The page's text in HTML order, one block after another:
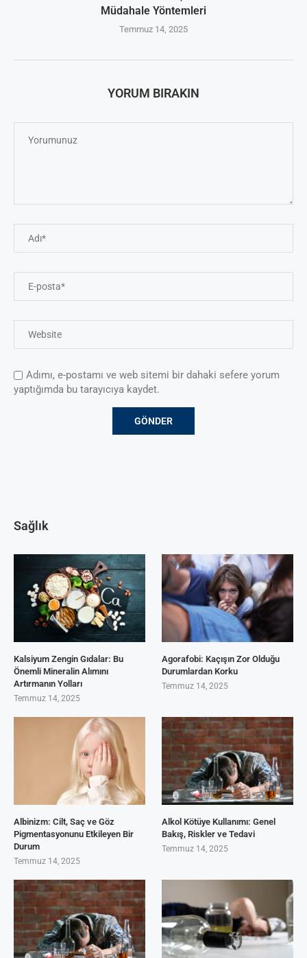
Müdahale Yöntemleri
Temmuz 14, 2025
YORUM BIRAKIN
Adımı, e-postamı ve web sitemi bir dahaki sefere yorum
yaptığımda bu tarayıcıya kaydet.
Sağlık
Kalsiyum Zengin Gıdalar: Bu
Önemli Mineralin Alımını
Artırmanın Yolları
Temmuz 14, 2025
Agorafobi: Kaçışın Zor Olduğu
Durumlardan Korku
Temmuz 14, 2025
Albinizm: Cilt, Saç ve Göz
Pigmentasyonunu Etkileyen Bir
Durum
Temmuz 14, 2025
Alkol Kötüye Kullanımı: Genel
Bakış, Riskler ve Tedavi
Temmuz 14, 2025